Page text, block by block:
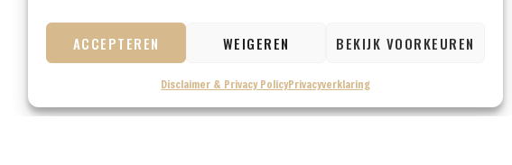
ACCEPTEREN WEIGEREN BEKIJK VOORKEUREN
Disclaimer & Privacy PolicyPrivacyverklaring